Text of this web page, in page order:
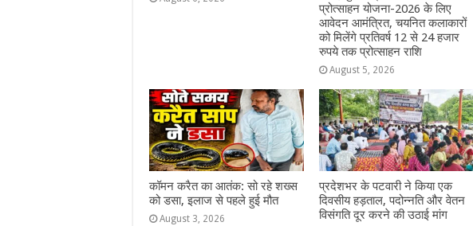
प्रोत्साहन योजना-2026 के लिए
आवेदन आमंत्रित, चयनित कलाकारों
को मिलेंगे प्रतिवर्ष 12 से 24 हजार
रुपये तक प्रोत्साहन राशि
August 5, 2026
कॉमन करैत का आतंक: सो रहे शख्स
को डसा, इलाज से पहले हुई मौत
August 3, 2026
प्रदेशभर के पटवारी ने किया एक
दिवसीय हड़ताल, पदोन्नति और वेतन
विसंगति दूर करने की उठाई मांग